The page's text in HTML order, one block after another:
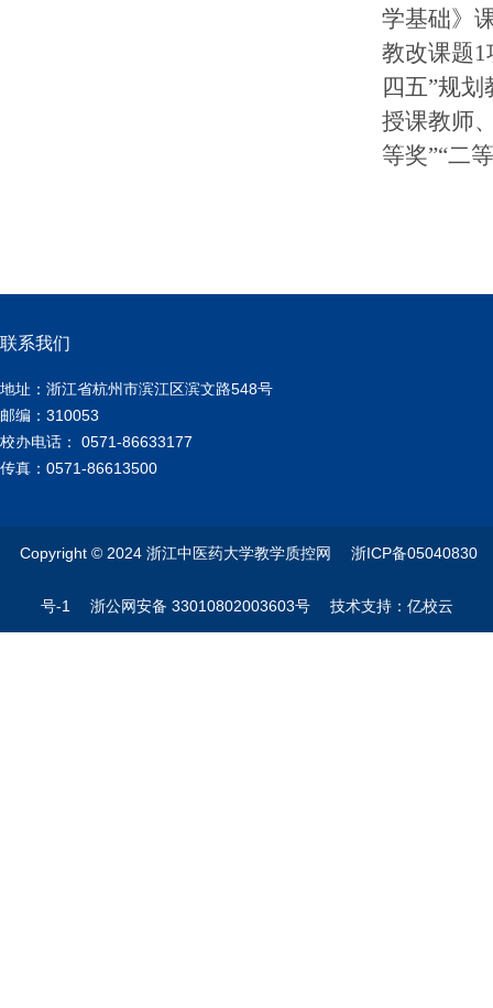
学基础》
教改课题
四五”规划
授课教师
等奖”“二
联系我们
地址：浙江省杭州市滨江区滨文路548号
邮编：310053
校办电话： 0571-86633177
传真：0571-86613500
Copyright © 2024 浙江中医药大学教学质控网 浙ICP备05040830
号-1 浙公网安备 33010802003603号 技术支持：亿校云